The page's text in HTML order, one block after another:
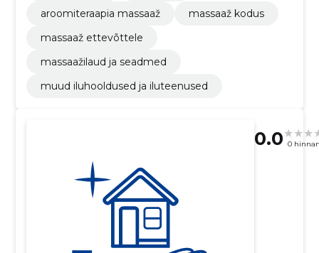
aroomiteraapia massaaž
massaaž kodus
massaaž ettevõttele
massaažilaud ja seadmed
muud iluhooldused ja iluteenused
0.0 0